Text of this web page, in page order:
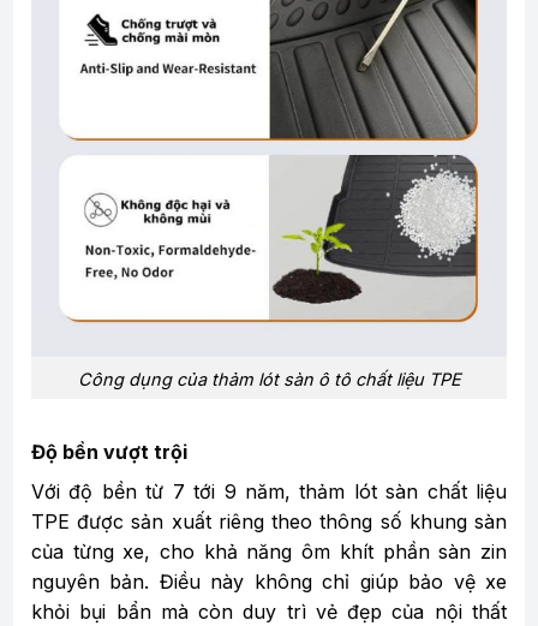
Công dụng của thảm lót sàn ô tô chất liệu TPE
Độ bền vượt trội
Với độ bền từ 7 tới 9 năm, thảm lót sàn chất liệu
TPE được sản xuất riêng theo thông số khung sàn
của từng xe, cho khả năng ôm khít phần sàn zin
nguyên bản. Điều này không chỉ giúp bảo vệ xe
khỏi bụi bẩn mà còn duy trì vẻ đẹp của nội thất